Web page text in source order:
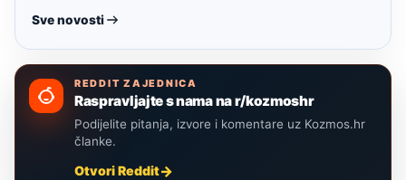
Sve novosti
REDDIT ZAJEDNICA
Raspravljajte s nama na r/kozmoshr
Podijelite pitanja, izvore i komentare uz Kozmos.hr
članke.
Otvori Reddit